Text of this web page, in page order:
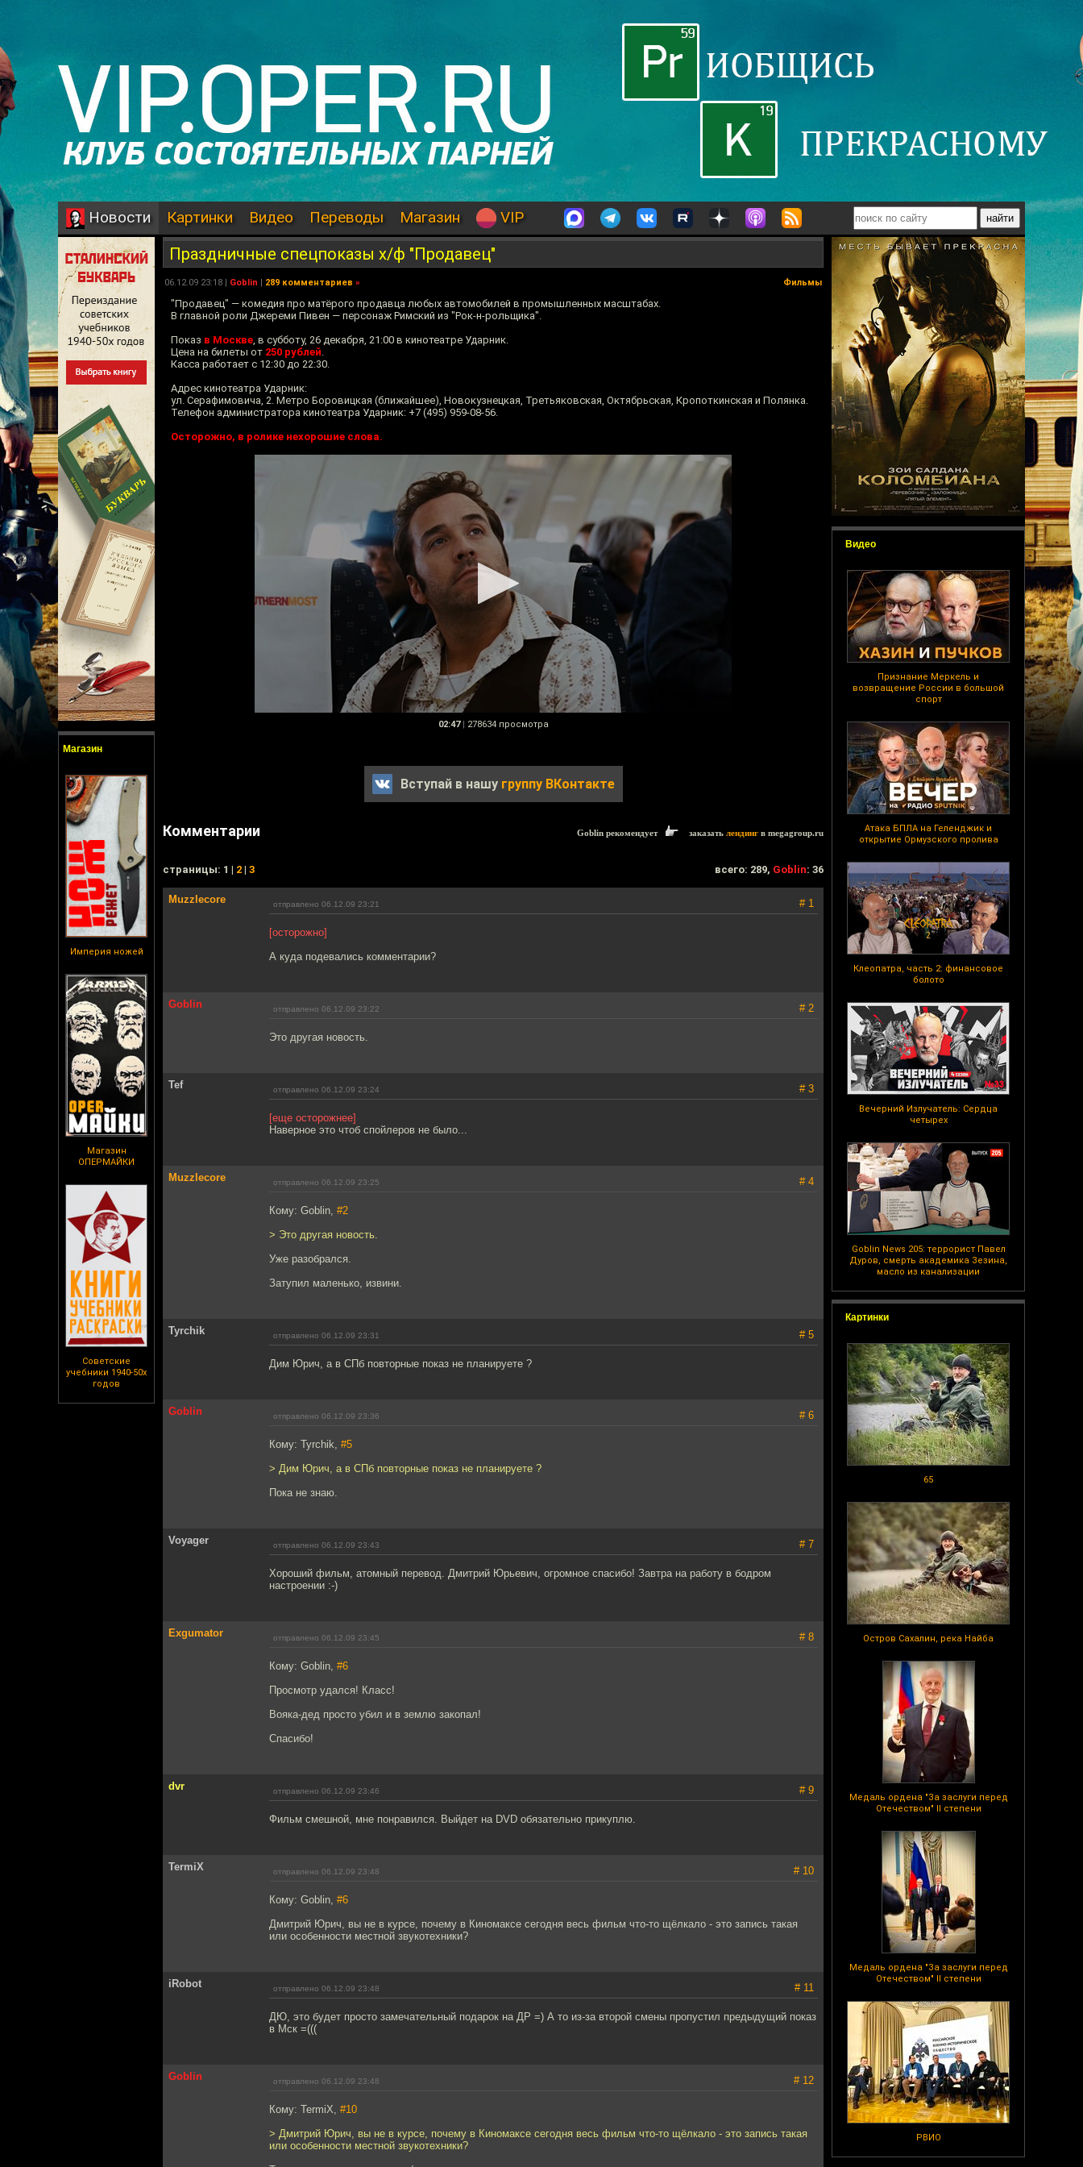
Новости Картинки Видео Переводы Магазин VIP
Магазин
Империя ножей
Магазин
ОПЕРМАЙКИ
Советские
учебники 1940-50х
годов
Видео
Признание Меркель и
возвращение России в большой
спорт
Атака БПЛА на Геленджик и
открытие Ормузского пролива
Клеопатра, часть 2: финансовое
болото
Вечерний Излучатель: Сердца
четырех
Goblin News 205: террорист Павел
Дуров, смерть академика Зезина,
масло из канализации
Картинки
65
Остров Сахалин, река Найба
Медаль ордена "За заслуги перед
Отечеством" II степени
Медаль ордена "За заслуги перед
Отечеством" II степени
РВИО
Праздничные спецпоказы х/ф "Продавец"
06.12.09 23:18 | Goblin | 289 комментариев » Фильмы
"Продавец" — комедия про матёрого продавца любых автомобилей в промышленных масштабах.
В главной роли Джереми Пивен — персонаж Римский из "Рок-н-рольщика".
Показ в Москве, в субботу, 26 декабря, 21:00 в кинотеатре Ударник.
Цена на билеты от 250 рублей.
Касса работает с 12:30 до 22:30.
Адрес кинотеатра Ударник:
ул. Серафимовича, 2. Метро Боровицкая (ближайшее), Новокузнецкая, Третьяковская, Октябрьская, Кропоткинская и Полянка.
Телефон администратора кинотеатра Ударник: +7 (495) 959-08-56.
Осторожно, в ролике нехорошие слова.
02:47 | 278634 просмотра
Вступай в нашу группу ВКонтакте
Комментарии Goblin рекомендует заказать лендинг в megagroup.ru
cтраницы: 1 | 2 | 3 всего: 289, Goblin: 36
Muzzlecore отправлено 06.12.09 23:21 # 1
[осторожно]
А куда подевались комментарии?
Goblin отправлено 06.12.09 23:22 # 2
Это другая новость.
Tef отправлено 06.12.09 23:24 # 3
[еще осторожнее]
Наверное это чтоб спойлеров не было...
Muzzlecore отправлено 06.12.09 23:25 # 4
Кому: Goblin, #2
> Это другая новость.
Уже разобрался.
Затупил маленько, извини.
Tyrchik отправлено 06.12.09 23:31 # 5
Дим Юрич, а в СПб повторные показ не планируете ?
Goblin отправлено 06.12.09 23:36 # 6
Кому: Tyrchik, #5
> Дим Юрич, а в СПб повторные показ не планируете ?
Пока не знаю.
Voyager отправлено 06.12.09 23:43 # 7
Хороший фильм, атомный перевод. Дмитрий Юрьевич, огромное спасибо! Завтра на работу в бодром
настроении :-)
Exgumator отправлено 06.12.09 23:45 # 8
Кому: Goblin, #6
Просмотр удался! Класс!
Вояка-дед просто убил и в землю закопал!
Спасибо!
dvr отправлено 06.12.09 23:46 # 9
Фильм смешной, мне понравился. Выйдет на DVD обязательно прикуплю.
TermiX отправлено 06.12.09 23:48 # 10
Кому: Goblin, #6
Дмитрий Юрич, вы не в курсе, почему в Киномаксе сегодня весь фильм что-то щёлкало - это запись такая
или особенности местной звукотехники?
iRobot отправлено 06.12.09 23:48 # 11
ДЮ, это будет просто замечательный подарок на ДР =) А то из-за второй смены пропустил предыдущий показ
в Мск =(((
Goblin отправлено 06.12.09 23:48 # 12
Кому: TermiX, #10
> Дмитрий Юрич, вы не в курсе, почему в Киномаксе сегодня весь фильм что-то щёлкало - это запись такая
или особенности местной звукотехники?